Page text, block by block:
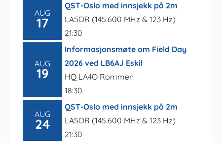
AUG
17
QST-Oslo med innsjekk på 2m
LA5OR (145.600 MHz & 123 Hz)
21:30
AUG
19
Informasjonsmøte om Field Day
2026 ved LB6AJ Eskil
HQ LA4O Rommen
18:30
AUG
24
QST-Oslo med innsjekk på 2m
LA5OR (145.600 MHz & 123 Hz)
21:30